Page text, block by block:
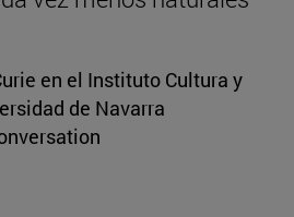
en el Instituto Cultura y
de Navarra